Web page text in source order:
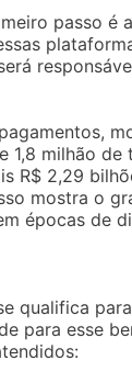
passo é
milhão
R$ 2,29
mostra o
épocas de
qualifica
para esse